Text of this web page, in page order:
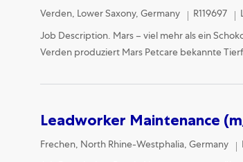
Location
Verden, Lower Saxony, Germany R119697
Job Description. Mars – viel mehr als ein
Verden produziert Mars Petcare bekannte
Leadworker Maintenance
Location
Frechen, North Rhine-Westphalia, Germany